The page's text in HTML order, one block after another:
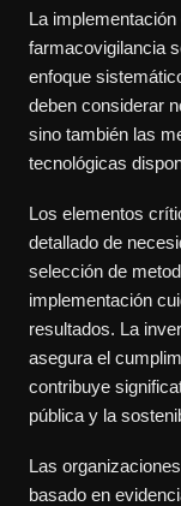
La
farmacovigilancia
enfoque
deben considerar
sino también las
tecnológicas
Los elementos
detallado de
selección de
implementación
resultados. La
asegura el
contribuye
pública y la
Las
basado en